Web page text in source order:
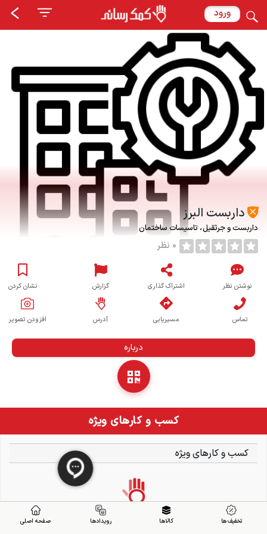
ورود
داربست البرز
داربست و جرثقیل تاسیسات ساختمان
0 نظر
نوشتن نظر اشتراک گذاری گزارش نشان کردن
تماس مسیریابی آدرس افزودن تصویر
درباره
کسب و کارهای ویژه
کسب و کارهای ویژه
تخفیف ها کالاها رویدادها صفحه اصلی